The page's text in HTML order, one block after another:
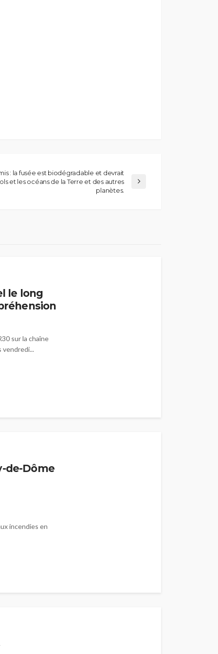
: la fusée est biodégradable et devrait
et les océans de la Terre et des autres
planètes.
le long
sur la chaîne
vendredi...
de-Dôme
incendies en